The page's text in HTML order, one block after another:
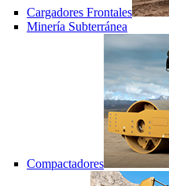
Cargadores Frontales
Minería Subterránea
Compactadores